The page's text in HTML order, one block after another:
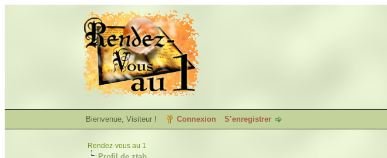
Bienvenue, Visiteur ! Connexion S’enregistrer
Rendez-vous au 1